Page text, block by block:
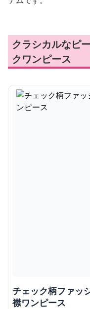
クラシカルなピ
クワンピース
チェック柄ファッ
襟ワンピース